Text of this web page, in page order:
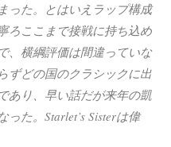
った。とはいえラップ構成
ろここまで接戦に持ち込め
、横綱評価は間違っていな
ずどの国のクラシックに出
あり、早い話だが来年の凱
た。Starlet’s Sisterは偉